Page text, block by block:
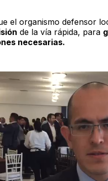
el organismo defensor
de la vía rápida, para
necesarias.